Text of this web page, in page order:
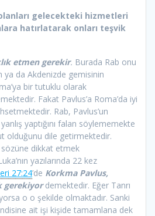
gelecekteki hizmetleri
hatırlatarak onları teşvik
etmen gerekir. Burada Rab onu
ya da Akdenizde gemisinin
bir tutuklu olarak
Fakat Pavlus’a Roma’da iyi
Rab, Pavlus’un
yaptığını falan söylememekte
olduğunu dile getirmektedir.
dikkat etmek
yazılarında 22 kez
27:24’de Korkma Pavlus,
gerekiyor demektedir. Eğer Tanrı
o o şekilde olmaktadır. Sanki
ait işi kişide tamamlana dek